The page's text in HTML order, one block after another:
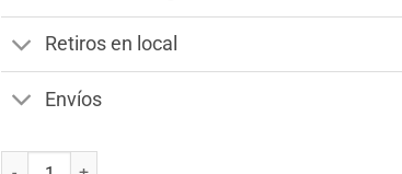
Retiros en local
Envíos
Termos Brainrot cantidad